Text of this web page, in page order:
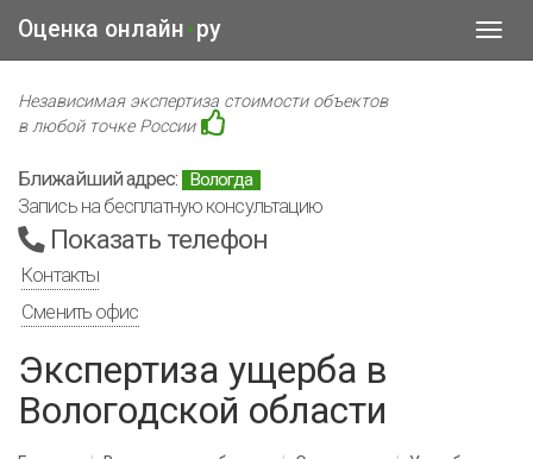
Оценка онлайн • ру
Независимая экспертиза стоимости объектов
в любой точке России
Ближайший адрес: Вологда
Запись на бесплатную консультацию
Показать телефон
Контакты
Сменить офис
Экспертиза ущерба в
Вологодской области